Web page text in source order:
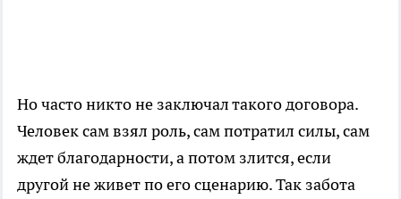
Но часто никто не заключал такого договора.
Человек сам взял роль, сам потратил силы, сам
ждет благодарности, а потом злится, если
другой не живет по его сценарию. Так забота